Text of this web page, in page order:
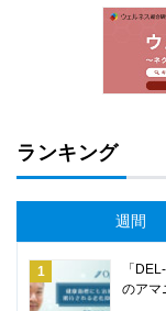
ランキング
週間
「
のアマ